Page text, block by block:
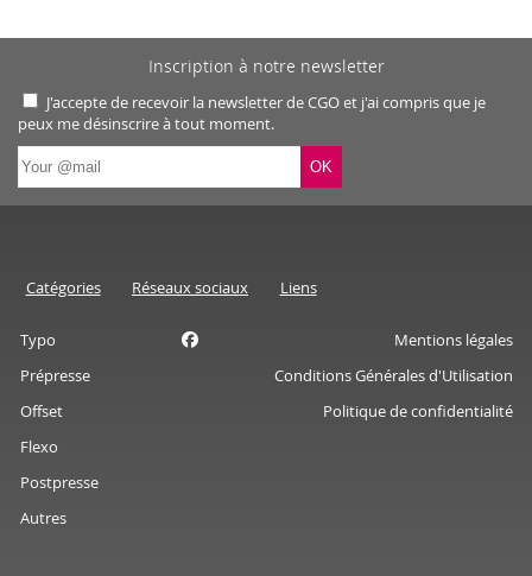
Inscription à notre newsletter
J'accepte de recevoir la newsletter de CGO et j'ai compris que je
peux me désinscrire à tout moment.
Catégories
Typo
Prépresse
Offset
Flexo
Postpresse
Autres
Réseaux sociaux Liens
Mentions légales
Conditions Générales d'Utilisation
Politique de confidentialité